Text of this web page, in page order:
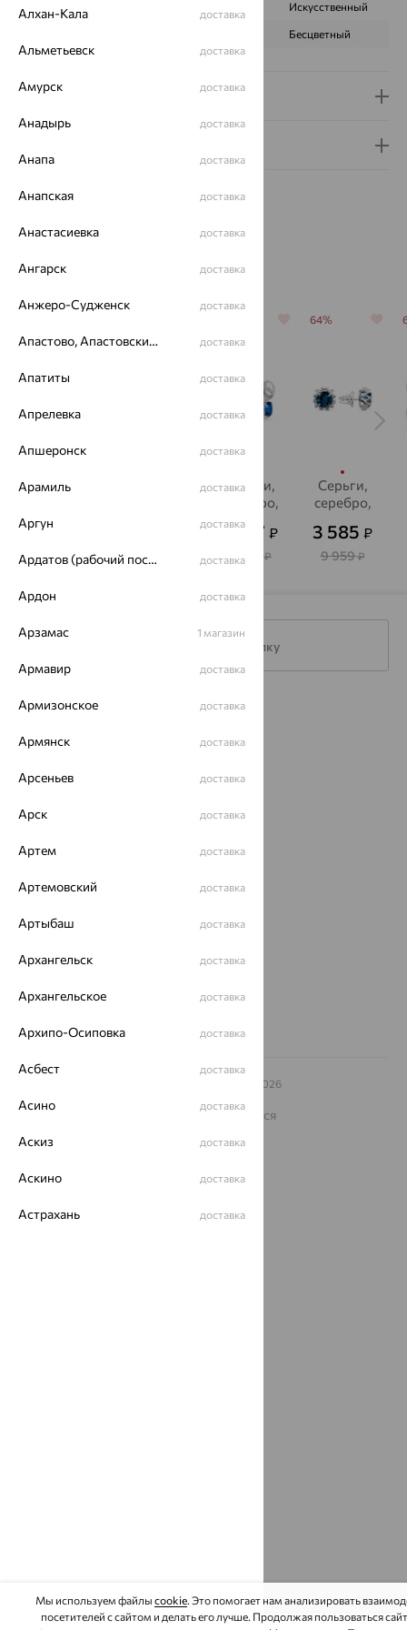
ПРОИСХОЖДЕНИЕ Искусственный
Бесцветный
Доставка и оплата
Похожие изделия
Серьги,
топаз
INTALIA
от 2 530
7 029₽
INTALIA
3 979
Серьги,
серебро,
топаз
"лондон",
INTALIA
1 987 ₽
6 623₽
64%
Серьги,
серебро,
"лондон",
INTALIA
3 585 ₽
9 959₽
Подписаться на рассылку
Каталог
Акции
Магазины
Покупателям
О нас
ул. Зегеля, 27/2
8 (800) 250-02-30
– 2026
Архив акций
На информационном ресурсе применяются
Алхан-Кала доставка
Альметьевск доставка
Амурск доставка
Анадырь доставка
Анапа доставка
Анапская доставка
Анастасиевка доставка
Ангарск доставка
Анжеро-Судженск доставка
Апастово, Апастовский район доставка
Апатиты доставка
Апрелевка доставка
Апшеронск доставка
Арамиль доставка
Аргун доставка
Ардатов (рабочий поселок) доставка
Ардон доставка
Арзамас 1 магазин
Армавир доставка
Армизонское доставка
Армянск доставка
Арсеньев доставка
Арск доставка
Артем доставка
Артемовский доставка
Артыбаш доставка
Архангельск доставка
Архангельское доставка
Архипо-Осиповка доставка
Асбест доставка
Асино доставка
Аскиз доставка
Аскино доставка
Астрахань доставка
Бавтугай доставка
Мы используем файлы cookie. Это помогает нам анализировать
посетителей с сайтом и делать его лучше. Продолжая пользоваться